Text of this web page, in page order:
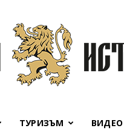
ТУРИЗЪМ ВИДЕО